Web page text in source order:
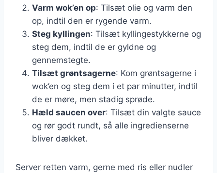
Varm wok’en op: Tilsæt olie og varm den
op, indtil den er rygende varm.
Steg kyllingen: Tilsæt kyllingestykkerne og
steg dem, indtil de er gyldne og
gennemstegte.
Tilsæt grøntsagerne: Kom grøntsagerne i
wok’en og steg dem i et par minutter, indtil
de er møre, men stadig sprøde.
Hæld saucen over: Tilsæt din valgte sauce
og rør godt rundt, så alle ingredienserne
bliver dækket.
Server retten varm, gerne med ris eller nudler